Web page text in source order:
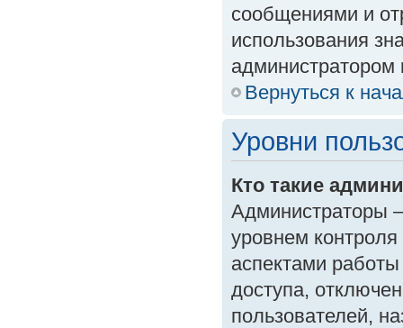
сообщениями и
использования
Вернуться к
Уровни
Кто такие
Администраторы
уровнем
аспектами
доступа,
пользователей,